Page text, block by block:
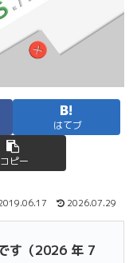
はてブ
コピー
2026.07.29
す（2026 年 7